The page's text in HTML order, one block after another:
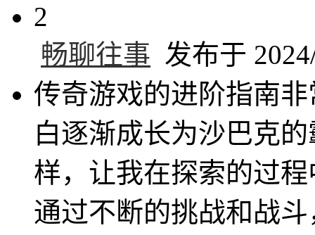
2
畅聊往事 发布于
传奇游戏的进阶指南
白逐渐成长为沙巴克
样，让我在探索的过
通过不断的挑战和战